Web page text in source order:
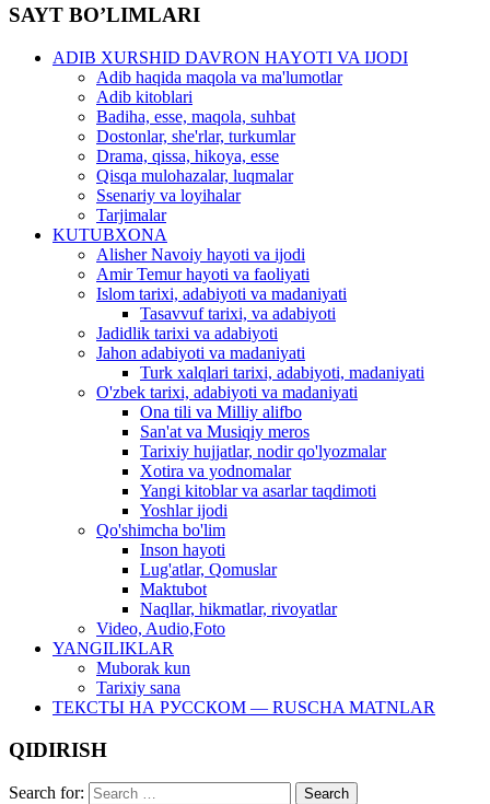
SAYT BO’LIMLARI
ADIB XURSHID DAVRON HAYOTI VA IJODI
Adib haqida maqola va ma'lumotlar
Adib kitoblari
Badiha, esse, maqola, suhbat
Dostonlar, she'rlar, turkumlar
Drama, qissa, hikoya, esse
Qisqa mulohazalar, luqmalar
Ssenariy va loyihalar
Tarjimalar
KUTUBXONA
Alisher Navoiy hayoti va ijodi
Amir Temur hayoti va faoliyati
Islom tarixi, adabiyoti va madaniyati
Tasavvuf tarixi, va adabiyoti
Jadidlik tarixi va adabiyoti
Jahon adabiyoti va madaniyati
Turk xalqlari tarixi, adabiyoti, madaniyati
O'zbek tarixi, adabiyoti va madaniyati
Ona tili va Milliy alifbo
San'at va Musiqiy meros
Tarixiy hujjatlar, nodir qo'lyozmalar
Xotira va yodnomalar
Yangi kitoblar va asarlar taqdimoti
Yoshlar ijodi
Qo'shimcha bo'lim
Inson hayoti
Lug'atlar, Qomuslar
Maktubot
Naqllar, hikmatlar, rivoyatlar
Video, Audio,Foto
YANGILIKLAR
Muborak kun
Tarixiy sana
ТЕКСТЫ НА РУССКОМ — RUSCHA MATNLAR
QIDIRISH
Search for: